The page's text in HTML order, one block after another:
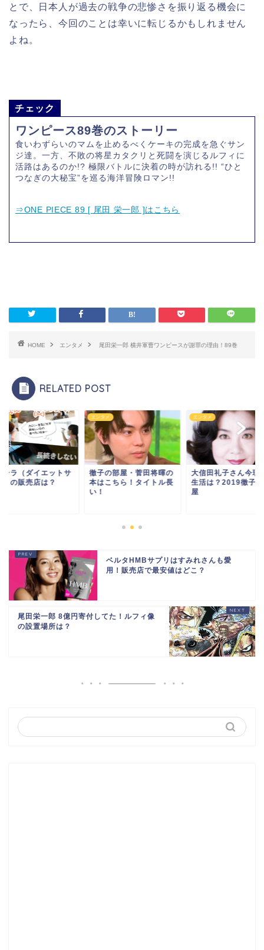
とで、日本人が過去の戦争の悲惨さを振り返る機会に
なったら、今回のことは幸いに転じるかもしれません
よね。
チェック
ワンピース89巻のストーリー
食いわずらいのマムを止めるべくケーキの完成を急ぐサン
ジ達。一方、不敗の将星カタクリと死闘を演じるルフィに
活路はあるのか!? 極限バトルに決着の時が訪れる!! “ひと
つなぎの大秘宝”を巡る海洋冒険ロマン!!
⇒ONE PIECE 89 [ 尾田 栄一郎 ]はこちら
HOME エンタメ 尾田栄一郎 横井軍曹ワンピースが謝罪の理由！89巻
RELATED POST
ーラ（ダイエットサ
）の販売店は？
エンタメ
徹子の部屋・菅田将暉の
本はこちら！タイトル長
い！
エンタメ
大信田礼子さん今現
生活は？2019徹子
屋
ベルタHMBサプリはすみれさんも愛
用！販売店で最安値はどこ？
尾田栄一郎 8億円寄付してた！ルフィ像
の設置場所は？